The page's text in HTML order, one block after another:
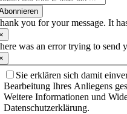
you for your message. It
was an error trying to send
Sie erklären sich damit
Bearbeitung Ihres Anliegens
Weitere Informationen und
Datenschutzerklärung.